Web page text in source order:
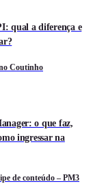
qual a diferença e
Coutinho
o que faz,
ingressar na
de conteúdo – PM3